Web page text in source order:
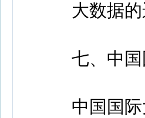
大数据的
七、中国
中国国际大